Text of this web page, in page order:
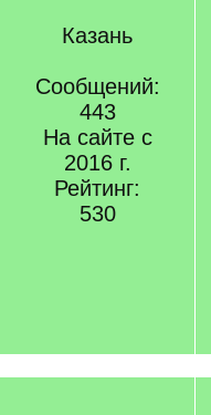
Казань
Сообщений:
443
На сайте с
2016 г.
Рейтинг:
530